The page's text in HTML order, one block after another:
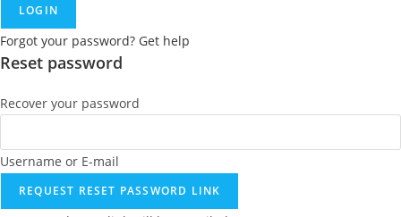
LOGIN
Forgot your password? Get help
Reset password
Recover your password
Username or E-mail
REQUEST RESET PASSWORD LINK